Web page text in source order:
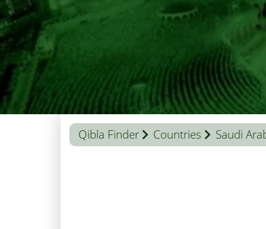
Qibla Finder Countries Saudi